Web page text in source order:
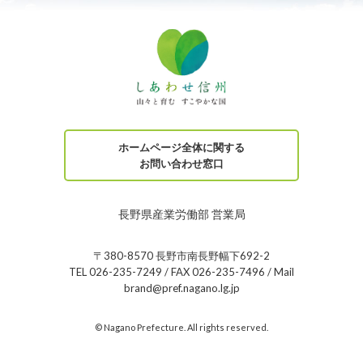
ホームページ全体に関する
お問い合わせ窓口
長野県産業労働部 営業局
〒380-8570 長野市南長野幅下692-2
TEL 026-235-7249 / FAX 026-235-7496 / Mail
brand@pref.nagano.lg.jp
© Nagano Prefecture. All rights reserved.